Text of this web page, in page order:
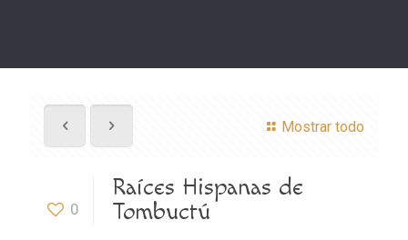
Mostrar todo
0
Raíces Hispanas de
Tombuctú